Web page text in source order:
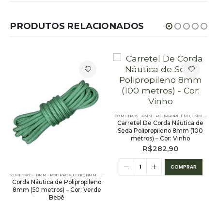
PRODUTOS RELACIONADOS
PE - 8MM - POLIPROPILENO - 50 METROS
LISAS - 100 METROS - 8MM - POLIPROPILENO PE - 8MM - POLIPROPILENO - 100 METROS
,CORDA NÁUTICA REDONDA ,CORES MESCLADAS - 100 METROS - 8MM - POLIPROPILENO
50 METROS - 8MM - POLIPROPILENO, 8MM - POLIPROPILENO ,CORDA NÁUTICA REDONDA,CORES
Corda Náutica de Polipropileno
8mm (50 metros) – Cor: Verde
Bebê
100 METROS - 8MM - POLIPROPILENO 8MM - POLIPROPILENO
Carretel De Corda Náutica de
Seda Polipropileno 8mm (100
metros) – Cor: Vinho
R$282,90
COMPRAR